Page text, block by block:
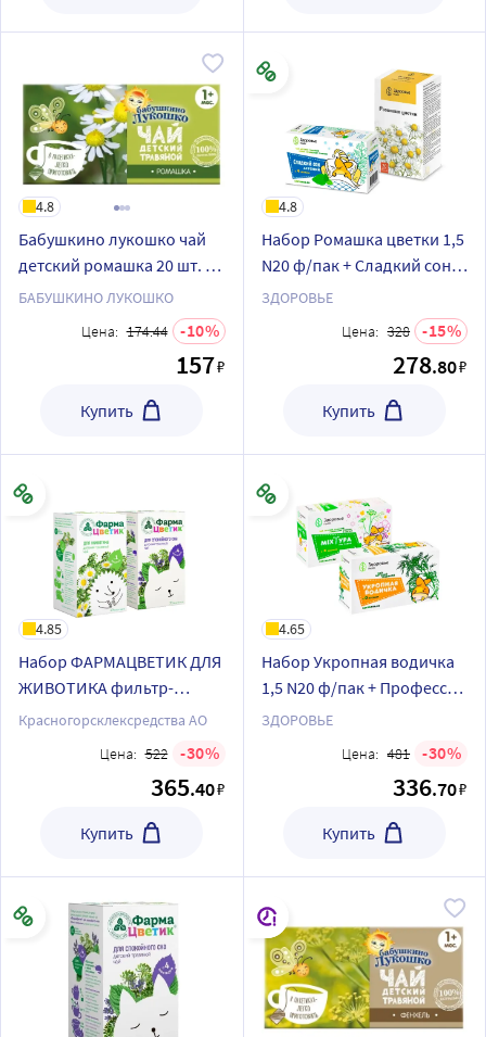
4.8
Бабушкино лукошко чай
детский ромашка 20 шт. ф/
п
БАБУШКИНО ЛУКОШКО
Цена: 174.44 10
157₽
Купить
4.8
Набор Ромашка цветки 1,5
N20 ф/пак + Сладкий сон
детский Профессор
Травкин чай травяной 1,5
N20 ф/пак со скидкой
ЗДОРОВЬЕ
Цена: 328 15
278.80₽
Купить
4.85
Набор ФАРМАЦВЕТИК ДЛЯ
ЖИВОТИКА фильтр-
пакеты + ФАРМАЦВЕТИК
фильтр-пакеты
Красногорсклексредства АО
Цена: 522 30
365.40₽
Купить
4.65
Набор Укропная водичка
1,5 N20 ф/пак + Профессор
Травкин с алтеем чай
ф/пак со скидкой
ЗДОРОВЬЕ
Цена: 481 30
336.70₽
Купить